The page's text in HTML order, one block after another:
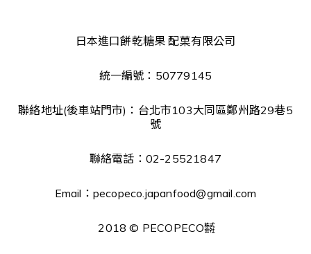
日本進口餅乾糖果 配菓有限公司
統一編號：50779145
聯絡地址(後車站門市)：台北市103大同區鄭州路29巷5
號
聯絡電話：02-25521847
Email：pecopeco.japanfood@gmail.com
2018 © PECOPECO㍿